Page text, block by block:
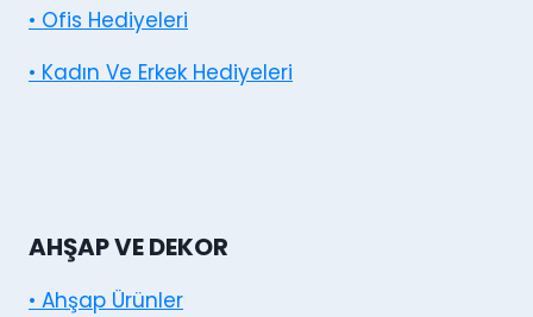
• Ofis Hediyeleri
• Kadın Ve Erkek Hediyeleri
AHŞAP VE DEKOR
• Ahşap Ürünler